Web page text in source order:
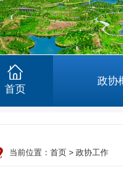
首页
政协
当前位置： 首页 > 政协工作